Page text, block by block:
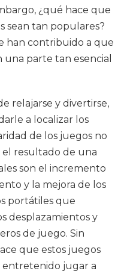
¿qué hace que
sean tan populares?
han contribuido a que
una parte tan esencial
relajarse y divertirse,
a localizar los
de los juegos no
el resultado de una
son el incremento
y la mejora de los
portátiles que
desplazamientos y
de juego. Sin
que estos juegos
entretenido jugar a